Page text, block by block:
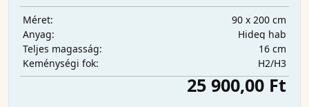
Méret:
90 x 200 cm
Anyag:
Hideg hab
Teljes magasság:
16 cm
Keménységi fok:
H2/H3
25 900,00 Ft